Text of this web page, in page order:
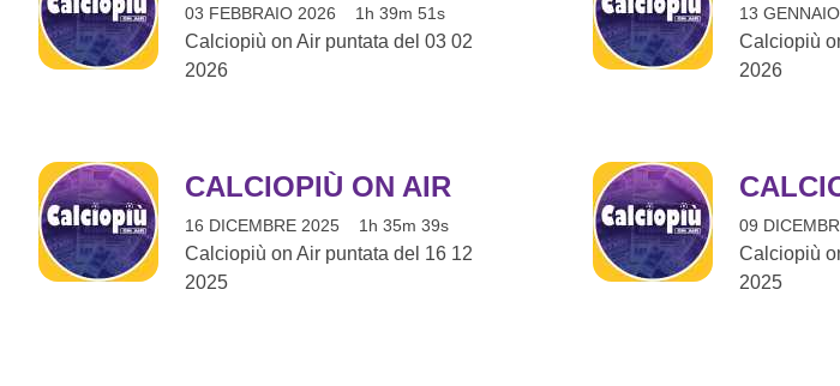
03 FEBBRAIO 2026 1h 39m 51s
Calciopiù on Air puntata del 03 02
2026
13
Calciopiù
2026
CALCIOPIÙ ON AIR
16 DICEMBRE 2025 1h 35m 39s
Calciopiù on Air puntata del 16 12
2025
09
Calciopiù
2025